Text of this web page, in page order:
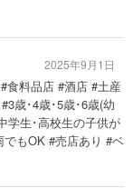
食料品店 #酒店 #土産
歳･4歳･5歳･6歳(幼
学生･高校生の子供が
もOK #売店あり #ベ
2025年9月1日